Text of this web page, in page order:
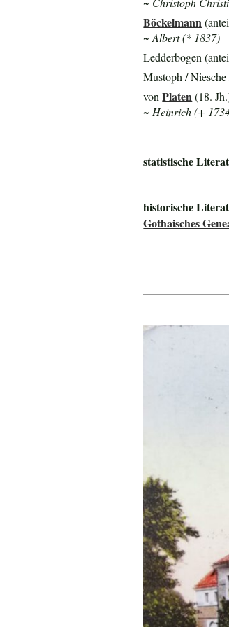
Böckelmann
~ Albert (* 1837)
Ledderbogen
Mustoph /
vonPlaten(18.
~ Heinrich (+
statistische
historische
Gothaisches